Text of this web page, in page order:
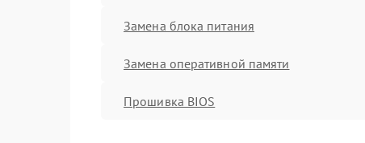
Замена блока питания
Замена оперативной памяти
Прошивка BIOS